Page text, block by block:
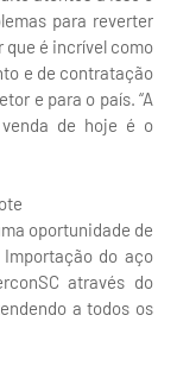
para reverter
que é incrível como
e de contratação
e para o país. “A
de hoje é o
oportunidade de
do aço
através do
a todos os